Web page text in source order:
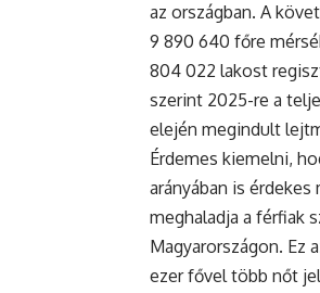
az országban. A
9 890 640 főre
804 022 lakost
szerint 2025-re a
elején megindult
Érdemes kiemelni,
arányában is
meghaladja a férfiak
Magyarországon. Ez
ezer fővel több nőt